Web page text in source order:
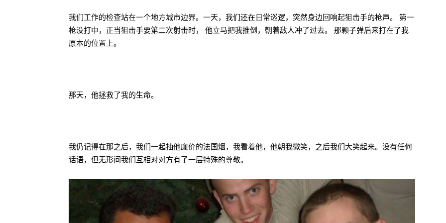
我们工作的检查站在一个地方城市边界。一天，我们还在日常巡逻，突然身边回响起狙击手的枪声。 第一
枪没打中，正当狙击手要第二次射击时， 他立马把我推倒，朝着敌人冲了过去。 那颗子弹后来打在了我
原本的位置上。
那天，他拯救了我的生命。
我仍记得在那之后，我们一起抽他廉价的法国烟，我看着他，他朝我微笑，之后我们大笑起来。没有任何
话语，但无形间我们互相对对方有了一层特殊的尊敬。